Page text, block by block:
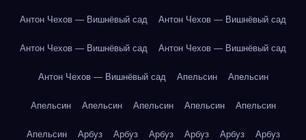
Антон Чехов — Вишнёвый сад Антон Чехов — Вишнёвый сад
Антон Чехов — Вишнёвый сад Антон Чехов — Вишнёвый сад
Антон Чехов — Вишнёвый сад Апельсин Апельсин
Апельсин Апельсин Апельсин Апельсин Апельсин
Апельсин Арбуз Арбуз Арбуз Арбуз Арбуз Арбуз